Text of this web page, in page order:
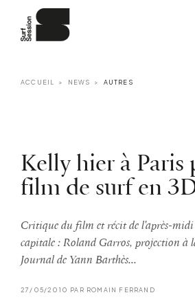
ACCUEIL NEWS AUTRES
Kelly hier à Paris
film de surf en
Critique du film et récit de l'après-
capitale : Roland Garros, projection à
Journal de Yann Barthès...
27/05/2010 PAR ROMAIN FERRAND